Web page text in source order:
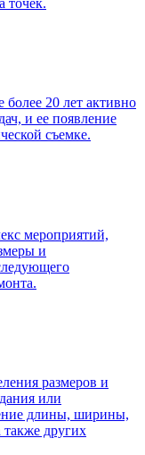
более 20 лет активно
и ее появление
съемке.
мероприятий,
и
размеров и
или
длины, ширины,
других